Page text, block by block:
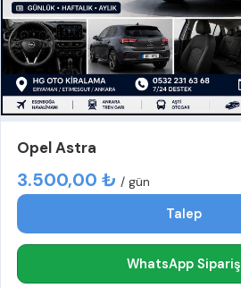
Opel Astra
3.500,00 ₺ / gün
Talep
WhatsApp Sipariş